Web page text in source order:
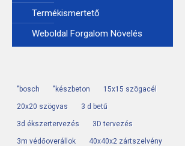
Termékismertető
Weboldal Forgalom Növelés
"bosch "készbeton 15x15 szögacél
20x20 szögvas 3 d betű
3d ékszertervezés 3D tervezés
3m védőoverállok 40x40x2 zártszelvény